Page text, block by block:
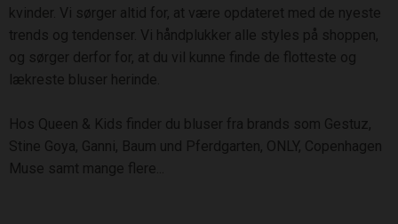
kvinder. Vi sørger altid for, at være opdateret med de nyeste
trends og tendenser. Vi håndplukker alle styles på shoppen,
og sørger derfor for, at du vil kunne finde de flotteste og
lækreste bluser herinde.
Hos Queen & Kids finder du bluser fra brands som Gestuz,
Stine Goya, Ganni, Baum und Pferdgarten, ONLY, Copenhagen
Muse samt mange flere...